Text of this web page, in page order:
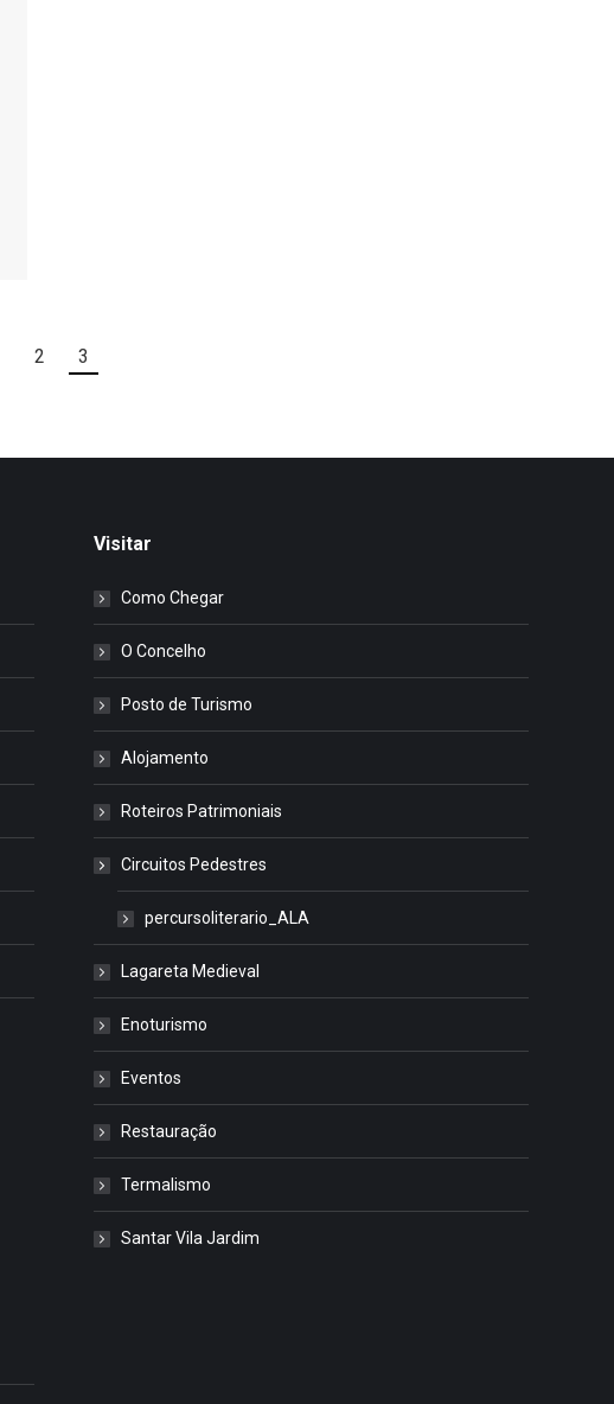
2 3
Visitar
Como Chegar
O Concelho
Posto de Turismo
Alojamento
Roteiros Patrimoniais
Circuitos Pedestres
percursoliterario_ALA
Lagareta Medieval
Enoturismo
Eventos
Restauração
Termalismo
Santar Vila Jardim